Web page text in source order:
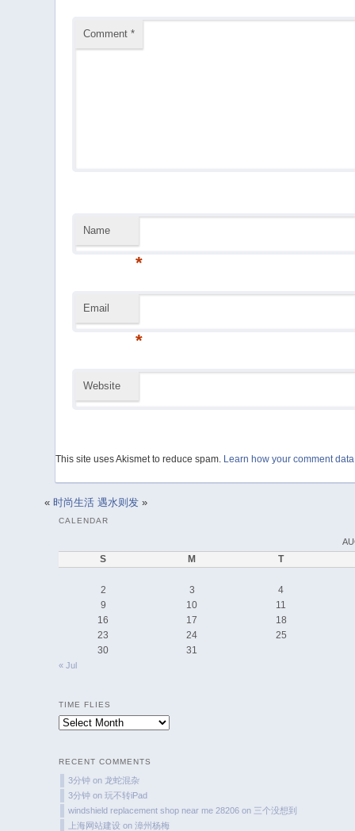
Comment *
Name
*
Email
*
Website
This site uses Akismet to reduce spam. Learn how your comment
« 时尚生活 遇水则发»
CALENDAR
S M T
2 3
4
9
10
11
16
17
18
23
24
25
30
31
« Jul
TIME FLIES
Time
RECENT COMMENTS
3分钟 on 龙蛇混杂
3分钟 on玩不转iPad
windshield replacement shop near me 28206 on 三个没想到
上海网站建设 on漳州杨梅